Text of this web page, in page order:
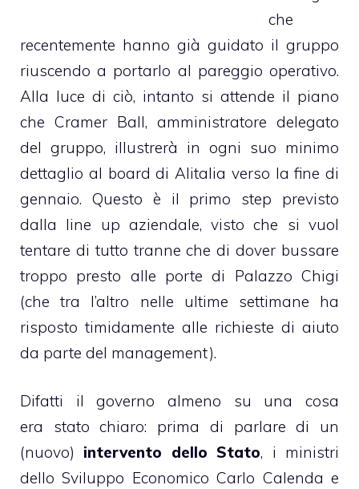
che
recentemente hanno già guidato il gruppo
riuscendo a portarlo al pareggio operativo.
Alla luce di ciò, intanto si attende il piano
che Cramer Ball, amministratore delegato
del gruppo, illustrerà in ogni suo minimo
dettaglio al board di Alitalia verso la fine di
gennaio. Questo è il primo step previsto
dalla line up aziendale, visto che si vuol
tentare di tutto tranne che di dover bussare
troppo presto alle porte di Palazzo Chigi
(che tra l’altro nelle ultime settimane ha
risposto timidamente alle richieste di aiuto
da parte del management).
Difatti il governo almeno su una cosa
era stato chiaro: prima di parlare di un
(nuovo) intervento dello Stato, i ministri
dello Sviluppo Economico Carlo Calenda e